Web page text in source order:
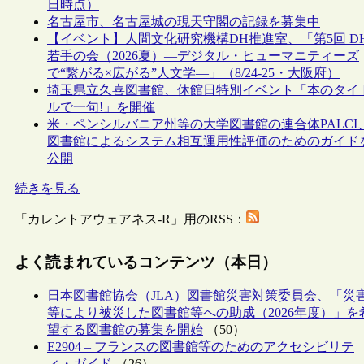
日時点）
名古屋市、名古屋城の現天守閣の記録を募集中
【イベント】人間文化研究機構DH推進室、「第5回
若手の会（2026夏）―デジタル・ヒューマニティーズ
で“繋がる×広がる”人文学―」（8/24-25・大阪府）
埼玉県立久喜図書館、休館日特別イベント「本のタイ
ルで一句!」を開催
米・ペンシルバニア州等の大学図書館の連合体PALCI、
図書館によるシステム相互運用性評価のためのガイド
公開
続きを見る
「カレントアウェアネス-R」用のRSS：
よく読まれているコンテンツ（本日）
日本図書館協会（JLA）図書館災害対策委員会、「災
等により被災した図書館等への助成（2026年度）」を
望する図書館の募集を開始 （50）
E2904 – フランスの図書館等のためのアクセシビリテ